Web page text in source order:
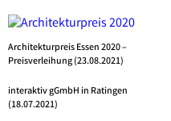
Architekturpreis Essen 2020 –
Preisverleihung (23.08.2021)
interaktiv gGmbH in Ratingen
(18.07.2021)